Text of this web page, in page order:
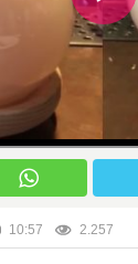
10:57 2.257